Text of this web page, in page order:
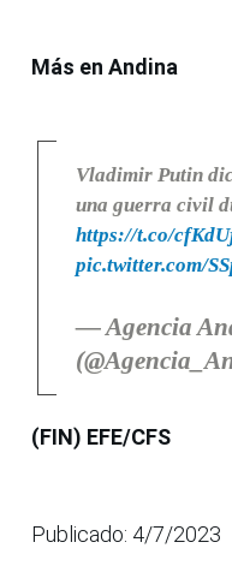
Más en Andina
Vladimir Putin
una guerra civil
https://t.co/
pic.twitter.com/
— Agencia
(FIN) EFE/CFS
Publicado: 4/7/2023